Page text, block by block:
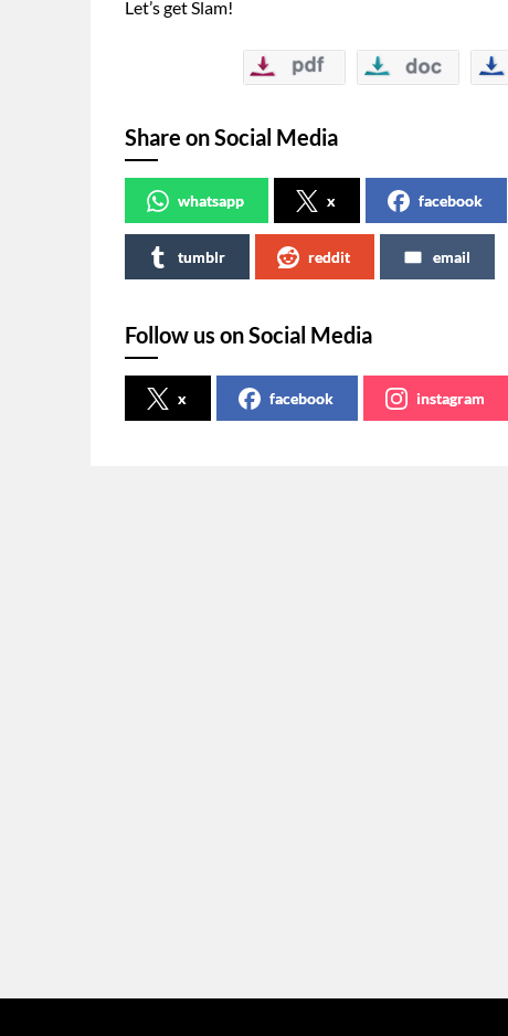
Let’s get Slam!
Share on Social Media
whatsapp x facebook
tumblr reddit email
Follow us on Social Media
x facebook instagram